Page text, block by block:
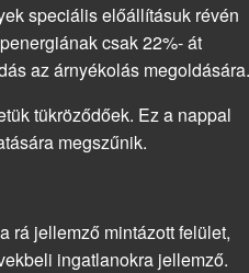
speciális előállításuk révén
csak 22%- át
az árnyékolás megoldására.
tükröződőek. Ez a nappal
megszűnik.
rá jellemző mintázott felület,
ingatlanokra jellemző.